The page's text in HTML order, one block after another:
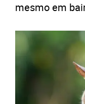
mesmo em